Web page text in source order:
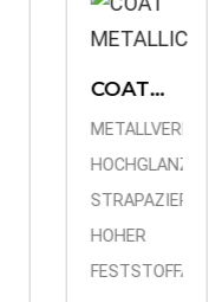
COAT
METALLIC
METALLVERNETZTE
HOCHGLANZEMULSION
STRAPAZIERFÄHIG
HOHER
FESTSTOFFANTEIL